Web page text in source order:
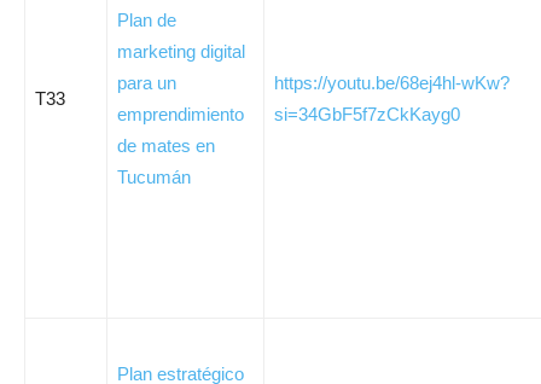
T33
Plan de
marketing digital
para un
emprendimiento
de mates en
Tucumán
https://youtu.be/68ej4hl-wKw?
si=34GbF5f7zCkKayg0
Plan estratégico